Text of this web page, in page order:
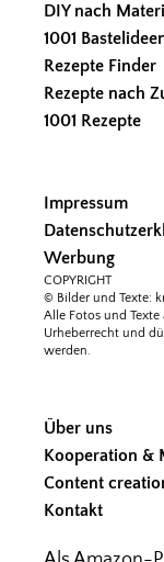
DIY nach
1001
Rezepte Finder
Rezepte nach
1001 Rezepte
Impressum
Werbung
COPYRIGHT
© Bilder und Texte:
Alle Fotos und
Urheberrecht und
werden.
Über uns
Kooperation &
Content
Kontakt